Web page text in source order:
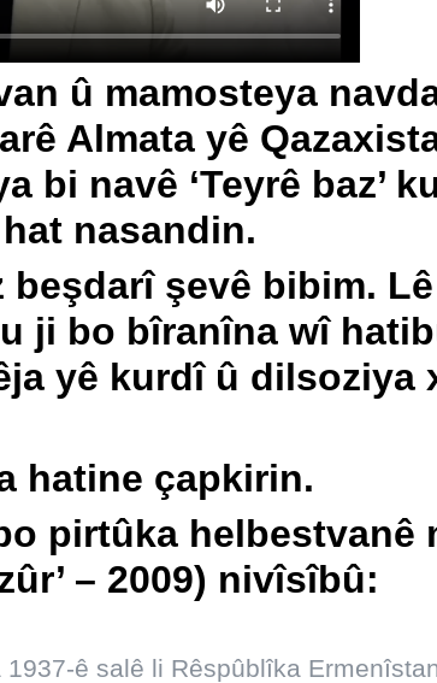
û mamosteya
Almata yê
bi navê ‘Teyrê baz’
nasandin.
beşdarî şevê bibim.
ji bo bîranîna wî
yê kurdî û dilsoziya
hatine çapkirin.
pirtûka helbestvanê
– 2009) nivîsîbû:
ê salê li Rêspûblîka